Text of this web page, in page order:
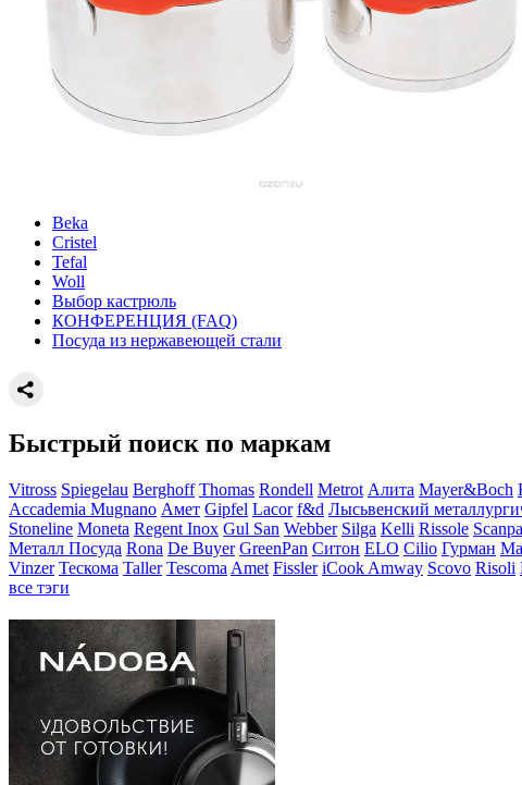
Beka
Cristel
Tefal
Woll
Выбор кастрюль
КОНФЕРЕНЦИЯ (FAQ)
Посуда из нержавеющей стали
Быстрый поиск по маркам
Vitross Spiegelau Berghoff Thomas Rondell Metrot Алита Mayer&Boch
Accademia Mugnano Амет Gipfel Lacor f&d Лысьвенский
Stoneline Moneta Regent Inox Gul San Webber Silga Kelli Rissole
Металл Посуда Rona De Buyer GreenPan Ситон ELO Cilio Гурман
Vinzer Тескома Taller Tescoma Amet Fissler iCook Amway Scovo Risoli
все тэги